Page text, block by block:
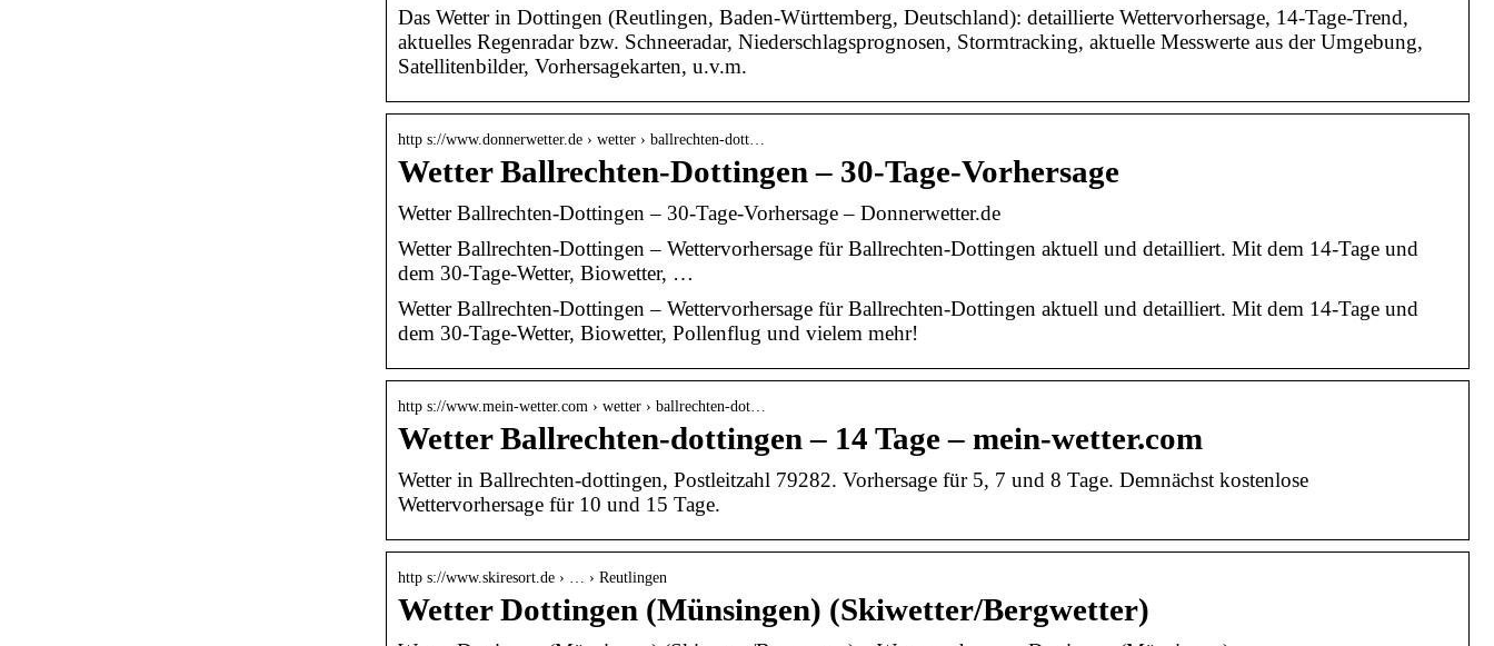
Das Wetter in Dottingen (Reutlingen, Baden-Württemberg, Deutschland): detaillierte Wettervorhersage, 14-Tage-Trend,
aktuelles Regenradar bzw. Schneeradar, Niederschlagsprognosen, Stormtracking, aktuelle Messwerte aus der Umgebung,
Satellitenbilder, Vorhersagekarten, u.v.m.
http s://www.donnerwetter.de › wetter › ballrechten-dott…
Wetter Ballrechten-Dottingen – 30-Tage-Vorhersage
Wetter Ballrechten-Dottingen – 30-Tage-Vorhersage – Donnerwetter.de
Wetter Ballrechten-Dottingen – Wettervorhersage für Ballrechten-Dottingen aktuell und detailliert. Mit dem 14-Tage und
dem 30-Tage-Wetter, Biowetter, …
Wetter Ballrechten-Dottingen – Wettervorhersage für Ballrechten-Dottingen aktuell und detailliert. Mit dem 14-Tage und
dem 30-Tage-Wetter, Biowetter, Pollenflug und vielem mehr!
http s://www.mein-wetter.com › wetter › ballrechten-dot…
Wetter Ballrechten-dottingen – 14 Tage – mein-wetter.com
Wetter in Ballrechten-dottingen, Postleitzahl 79282. Vorhersage für 5, 7 und 8 Tage. Demnächst kostenlose
Wettervorhersage für 10 und 15 Tage.
http s://www.skiresort.de › … › Reutlingen
Wetter Dottingen (Münsingen) (Skiwetter/Bergwetter)